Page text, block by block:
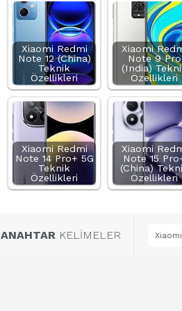
Xiaomi Redmi
Note 12 (China)
Teknik
Özellikleri
Xiaomi
Note 9 Pro
(India)
Özellikleri
Xiaomi Redmi
Note 14 Pro+ 5G
Teknik
Özellikleri
Xiaomi
Note 15
(China)
Özellikleri
ANAHTAR KELİMELER